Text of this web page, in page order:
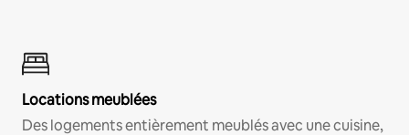
Locations meublées
Des logements entièrement meublés avec une cuisine,